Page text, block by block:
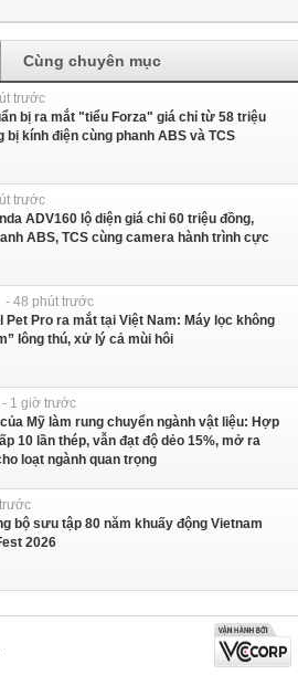
Cùng chuyên mục
trước
bị ra mắt "tiểu Forza" giá chỉ từ 58 triệu
bị kính điện cùng phanh ABS và TCS
trước
ADV160 lộ diện giá chỉ 60 triệu đồng,
ABS, TCS cùng camera hành trình cực
48 phút trước
Pet Pro ra mắt tại Việt Nam: Máy lọc không
lông thú, xử lý cả mùi hôi
1 giờ trước
Mỹ làm rung chuyển ngành vật liệu: Hợp
10 lần thép, vẫn đạt độ dẻo 15%, mở ra
loạt ngành quan trọng
bộ sưu tập 80 năm khuấy động Vietnam
2026